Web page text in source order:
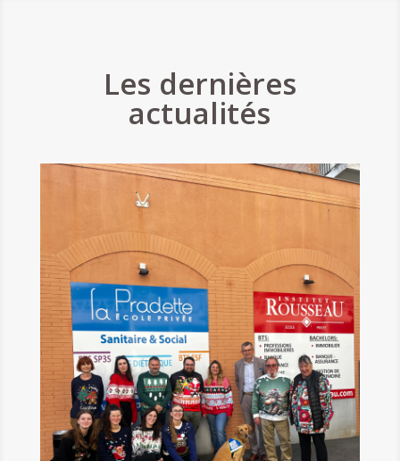
Les dernières
actualités